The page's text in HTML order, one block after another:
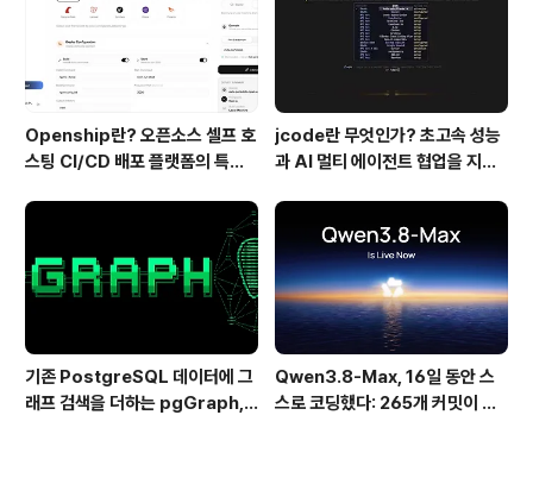
Openship란? 오픈소스 셀프 호
스팅 CI/CD 배포 플랫폼의 특징
jcode란 무엇인가? 초고속 성능
과 AI 멀티 에이전트 협업을 지원
기존 PostgreSQL 데이터에 그
래프 검색을 더하는 pgGraph,
Qwen3.8-Max, 16일 동안 스
스로 코딩했다: 265개 커밋이 보